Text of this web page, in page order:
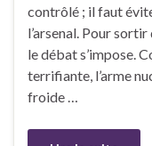
contrôlé ; il faut
l’arsenal. Pour
le débat s’impose.
terrifiante, l’arme
froide …